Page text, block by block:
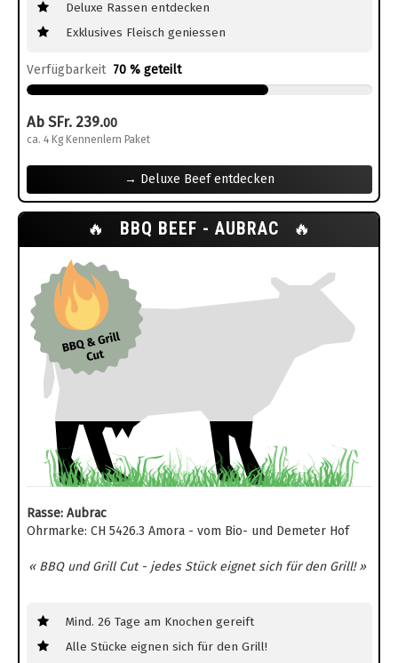
Deluxe Rassen entdecken
Exklusives Fleisch geniessen
Verfügbarkeit 70 % geteilt
Ab SFr. 239.00
ca. 4 Kg Kennenlern Paket
→ Deluxe Beef entdecken
🔥 BBQ BEEF - AUBRAC 🔥
Rasse: Aubrac
Ohrmarke: CH 5426.3 Amora - vom Bio- und Demeter Hof
« BBQ und Grill Cut - jedes Stück eignet sich für den Grill! »
Mind. 26 Tage am Knochen gereift
Alle Stücke eignen sich für den Grill!